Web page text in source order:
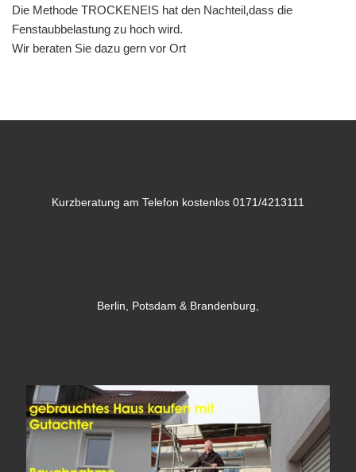
Die Methode TROCKENEIS hat den Nachteil,dass die
Fenstaubbelastung zu hoch wird.
Wir beraten Sie dazu gern vor Ort
Kurzberatung am Telefon kostenlos 0171/4213111
Berlin, Potsdam & Brandenburg,